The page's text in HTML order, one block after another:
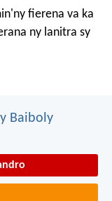
fierena va ka
ny lanitra sy
Baiboly